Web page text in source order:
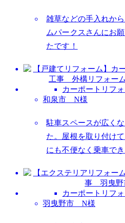
雑草などの手入れか
ムパークスさんにお
たです！
カーポートリフ
和泉市 N様
駐車スペースが広く
た。屋根を取り付け
にも不便なく乗車でき
カーポートリフ
羽曳野市 N様